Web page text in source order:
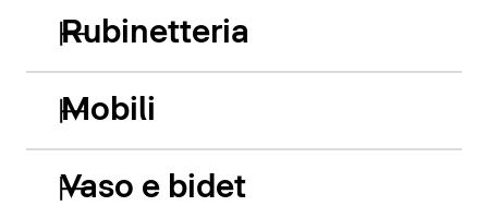
Rubinetteria
Mobili
Vaso e bidet